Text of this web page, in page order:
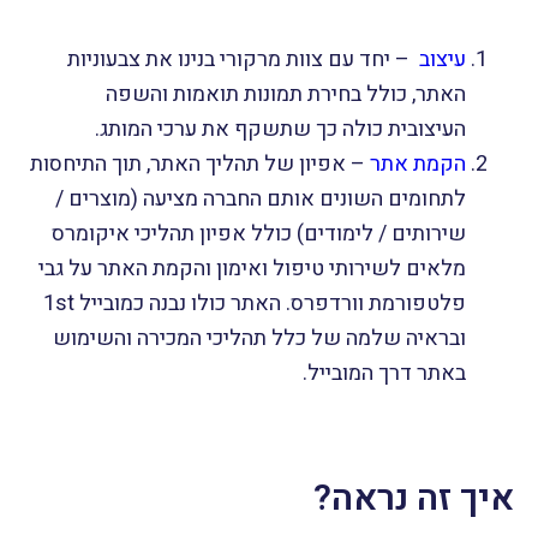
עיצוב – יחד עם צוות מרקורי בנינו את צבעוניות
האתר, כולל בחירת תמונות תואמות והשפה
העיצובית כולה כך שתשקף את ערכי המותג.
הקמת אתר – אפיון של תהליך האתר, תוך התיחסות
לתחומים השונים אותם החברה מציעה (מוצרים /
שירותים / לימודים) כולל אפיון תהליכי איקומרס
מלאים לשירותי טיפול ואימון והקמת האתר על גבי
פלטפורמת וורדפרס. האתר כולו נבנה כמובייל 1st
ובראיה שלמה של כלל תהליכי המכירה והשימוש
באתר דרך המובייל.
איך זה נראה?